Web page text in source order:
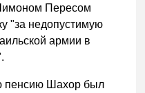
Пересом
"за недопустимую
армии в
пенсию Шахор был